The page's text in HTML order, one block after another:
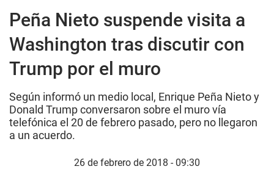
Peña Nieto suspende visita a
Washington tras discutir con
Trump por el muro
Según informó un medio local, Enrique Peña Nieto y
Donald Trump conversaron sobre el muro vía
telefónica el 20 de febrero pasado, pero no llegaron
a un acuerdo.
26 de febrero de 2018 - 09:30